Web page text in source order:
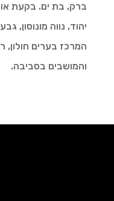
ברק, בת ים. בקעת
יהוד, נווה מונוסון,
המרכז בערים חולון,
והמושבים בסביבה.